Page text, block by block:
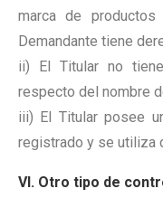
marca de
Demandante tiene
ii) El Titular no
respecto del nombre
iii) El Titular posee
registrado y se utiliza
VI. Otro tipo de